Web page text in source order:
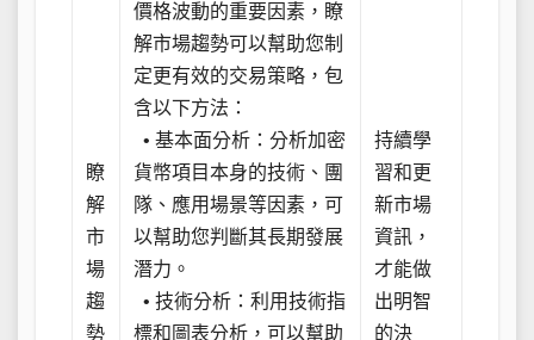
瞭
解
市
場
趨
勢
價格波動的重要因素，瞭
解市場趨勢可以幫助您制
定更有效的交易策略，包
含以下方法：
• 基本面分析：分析加密
貨幣項目本身的技術、團
隊、應用場景等因素，可
以幫助您判斷其長期發展
潛力。
• 技術分析：利用技術指
標和圖表分析，可以幫助
持續學
習和更
新市場
資訊，
才能做
出明智
的決